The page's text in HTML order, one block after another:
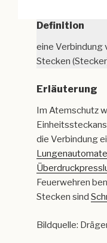
Definition
eine Verbindung
Stecken
Erläuterung
Im Atemschutz
die Verbindung
Feuerwehren
Stecken sind
Bildquelle: